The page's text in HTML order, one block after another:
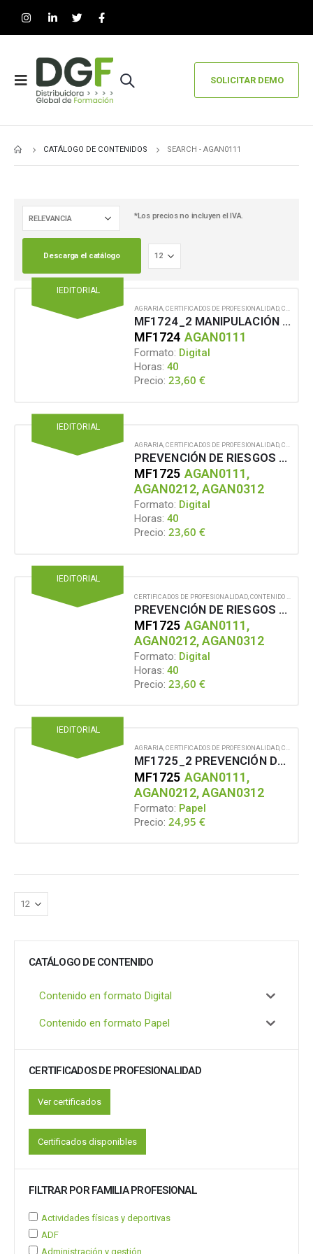
SOLICITAR DEMO
CATÁLOGO DE CONTENIDOS SEARCH - AGAN0111
*Los precios no incluyen el IVA.
Descarga el catálogo
IEDITORIAL
AGRARIA CERTIFICADOS DE PROFESIONALIDAD CONTENIDO EN FORMATO DIGITAL
MF1724_2 MANIPULACIÓN DE ANIMALES DE EXPERIMENTACIÓN
MF1724 AGAN0111
Formato: Digital
Horas: 40
Precio: 23,60€
IEDITORIAL
AGRARIA CERTIFICADOS DE PROFESIONALIDAD CONTENIDO EN FORMATO DIGITAL
PREVENCIÓN DE RIESGOS LABORALES ASOCIADOS AL MANEJO DE ANIMALES Y PRODUCTOS TÓXICOS Y PELIGROSOS
MF1725 AGAN0111,
AGAN0212, AGAN0312
Formato: Digital
Horas: 40
Precio: 23,60€
IEDITORIAL
CERTIFICADOS DE PROFESIONALIDAD CONTENIDO EN FORMATO DIGITAL
PREVENCIÓN DE RIESGOS LABORALES ASOCIADOS AL MANEJO DE ANIMALES Y PRODUCTOS TÓXICOS Y PELIGROSOS
MF1725 AGAN0111,
AGAN0212, AGAN0312
Formato: Digital
Horas: 40
Precio: 23,60€
IEDITORIAL
AGRARIA,CERTIFICADOS DE PROFESIONALIDAD,CONTENIDO EN FORMATO PAPEL
MF1725_2 PREVENCIÓN DE RIESGOS LABORALES ASOCIADOS AL MANEJO DE ANIMALES Y PRODUCTOS TÓXICOS Y PELIGROSOS
MF1725 AGAN0111,
AGAN0212, AGAN0312
Formato: Papel
Precio: 24,95€
CATÁLOGO DE CONTENIDO
Contenido en formato Digital
Contenido en formato Papel
CERTIFICADOS DE PROFESIONALIDAD
Ver certificados
Certificados disponibles
FILTRAR POR FAMILIA PROFESIONAL
Actividades físicas y deportivas
ADF
Administración y gestión